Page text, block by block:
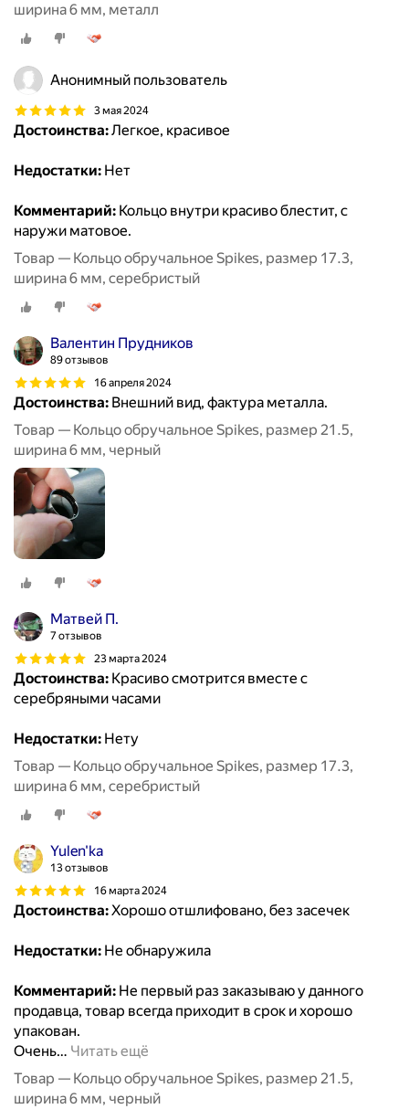
ширина 6 мм, металл
Анонимный пользователь
3 мая 2024
Достоинства:Легкое, красивое
Недостатки: Нет
Комментарий: Кольцо внутри красиво блестит, с
наружи матовое.
Товар — Кольцо обручальное Spikes, размер 17.3,
ширина 6 мм, серебристый
Валентин Прудников
89 отзывов
16 апреля 2024
Достоинства: Внешний вид, фактура металла.
Товар — Кольцо обручальное Spikes, размер 21.5,
ширина 6 мм, черный
Матвей П.
7 отзывов
23 марта 2024
Достоинства: Красиво смотрится вместе с
серебряными часами
Недостатки: Нету
Товар — Кольцо обручальное Spikes, размер 17.3,
ширина 6 мм, серебристый
Yulen'ka
13 отзывов
16 марта 2024
Достоинства:Хорошо отшлифовано, без засечек
Недостатки: Не обнаружила
Комментарий: Не первый раз заказываю у данного
продавца, товар всегда приходит в срок и хорошо
упакован.
Очень… Читать ещё
Товар — Кольцо обручальное Spikes, размер 21.5,
ширина 6 мм, черный